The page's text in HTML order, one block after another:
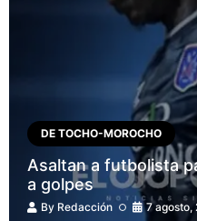
DE TOCHO-MOROCHO
Asaltan a futbolista
a golpes
By Redacción 7 agosto,